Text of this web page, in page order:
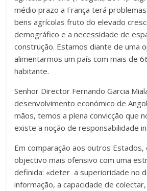
médio prazo a França terá
bens agrícolas fruto do elevado
demográfico e a necessidade de
construção. Estamos diante de uma
alimentarmos um país com mais de
habitante.
Senhor Director Fernando Garcia
desenvolvimento económico de
mãos, temos a plena convicção que
existe a noção de responsabilidade
Em comparação aos outros Estados,
objectivo mais ofensivo com uma
definida: «deter a superioridade no
informação, a capacidade de